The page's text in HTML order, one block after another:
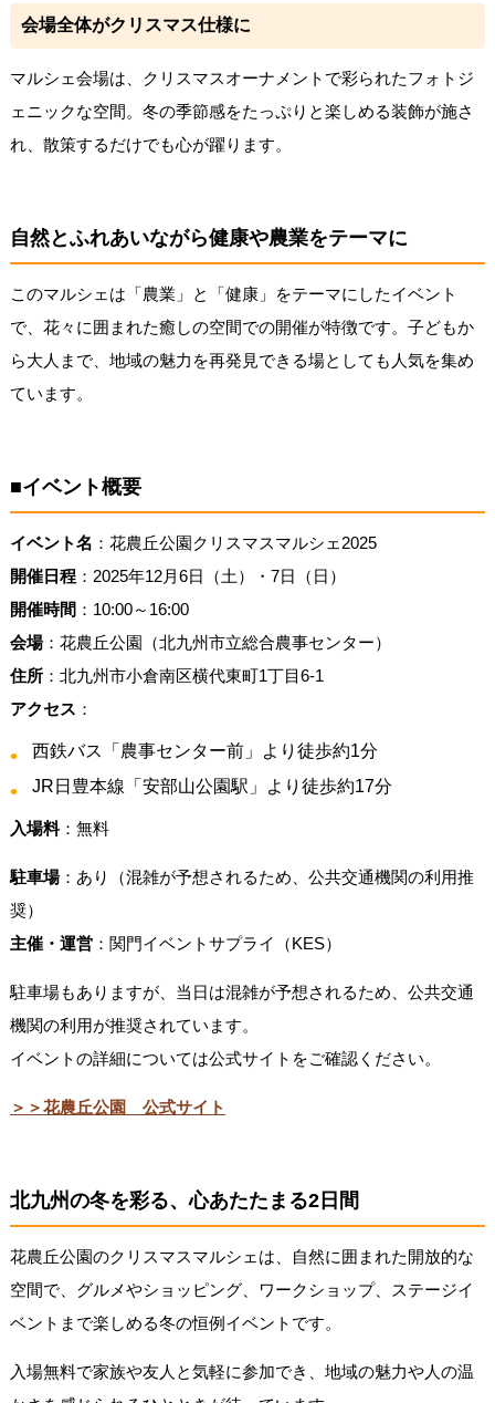
会場全体がクリスマス仕様に
マルシェ会場は、クリスマスオーナメントで彩られたフォトジ
ェニックな空間。冬の季節感をたっぷりと楽しめる装飾が施さ
れ、散策するだけでも心が躍ります。
自然とふれあいながら健康や農業をテーマに
このマルシェは「農業」と「健康」をテーマにしたイベント
で、花々に囲まれた癒しの空間での開催が特徴です。子どもか
ら大人まで、地域の魅力を再発見できる場としても人気を集め
ています。
■イベント概要
イベント名 ：花農丘公園クリスマスマルシェ2025
開催日程：2025年12月6日（土）・7日（日）
開催時間 ：10:00～16:00
会場：花農丘公園（北九州市立総合農事センター）
住所：北九州市小倉南区横代東町1丁目6-1
アクセス ：
西鉄バス「農事センター前」より徒歩約1分
JR日豊本線「安部山公園駅」より徒歩約17分
入場料：無料
駐車場：あり（混雑が予想されるため、公共交通機関の利用推
奨）
主催・運営：関門イベントサプライ（KES）
駐車場もありますが、当日は混雑が予想されるため、公共交通
機関の利用が推奨されています。
イベントの詳細については公式サイトをご確認ください。
＞＞花農丘公園 公式サイト
北九州の冬を彩る、心あたたまる2日間
花農丘公園のクリスマスマルシェは、自然に囲まれた開放的な
空間で、グルメやショッピング、ワークショップ、ステージイ
ベントまで楽しめる冬の恒例イベントです。
入場無料で家族や友人と気軽に参加でき、地域の魅力や人の温